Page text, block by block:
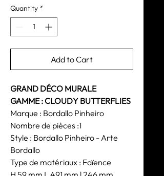
Quantity *
Add to Cart
GRAND DÉCO MURALE
GAMME : CLOUDY BUTTERFLIES
Marque : Bordallo Pinheiro
Nombre de pièces :1
Style : Bordallo Pinheiro - Arte
Bordallo
Type de matériaux : Faïence